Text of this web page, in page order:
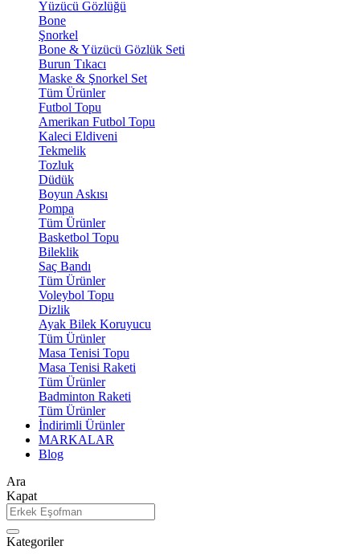
Yüzücü Gözlüğü
Bone
Şnorkel
Bone & Yüzücü Gözlük Seti
Burun Tıkacı
Maske & Şnorkel Set
Tüm Ürünler
Futbol Topu
Amerikan Futbol Topu
Kaleci Eldiveni
Tekmelik
Tozluk
Düdük
Boyun Askısı
Pompa
Tüm Ürünler
Basketbol Topu
Bileklik
Saç Bandı
Tüm Ürünler
Voleybol Topu
Dizlik
Ayak Bilek Koruyucu
Tüm Ürünler
Masa Tenisi Topu
Masa Tenisi Raketi
Tüm Ürünler
Badminton Raketi
Tüm Ürünler
İndirimli Ürünler
MARKALAR
Blog
Ara
Kapat
Kategoriler